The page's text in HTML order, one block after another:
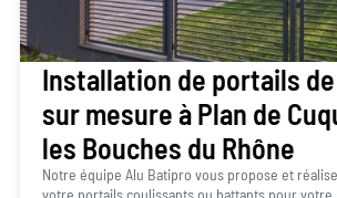
Installation de portails
sur mesure à Plan de
les Bouches du Rhône
Notre équipe Alu Batipro vous propose et
votre portails coulissants ou battants pour votre